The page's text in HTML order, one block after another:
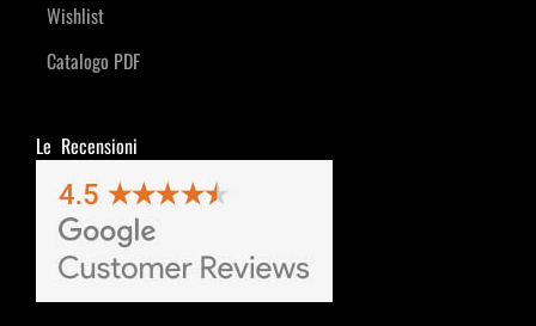
Wishlist
Catalogo PDF
Le Recensioni